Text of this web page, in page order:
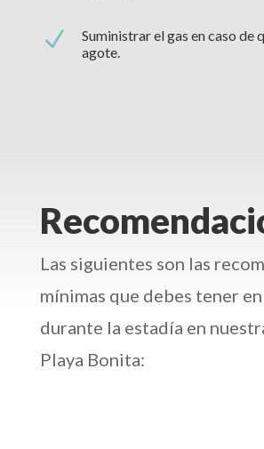
N
Suministrar el gas en caso de
agote.
Las siguientes son las
mínimas que debes tener
durante la estadía en
Playa Bonita: